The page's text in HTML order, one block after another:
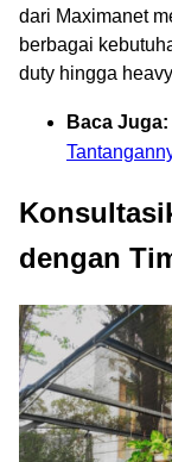
dari Maximanet
berbagai
duty hingga
Baca Juga:
dengan